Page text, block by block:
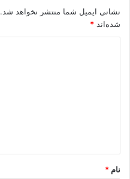
نشانی ایمیل شما منتشر نخواهد شد.
شده‌اند *
نام *